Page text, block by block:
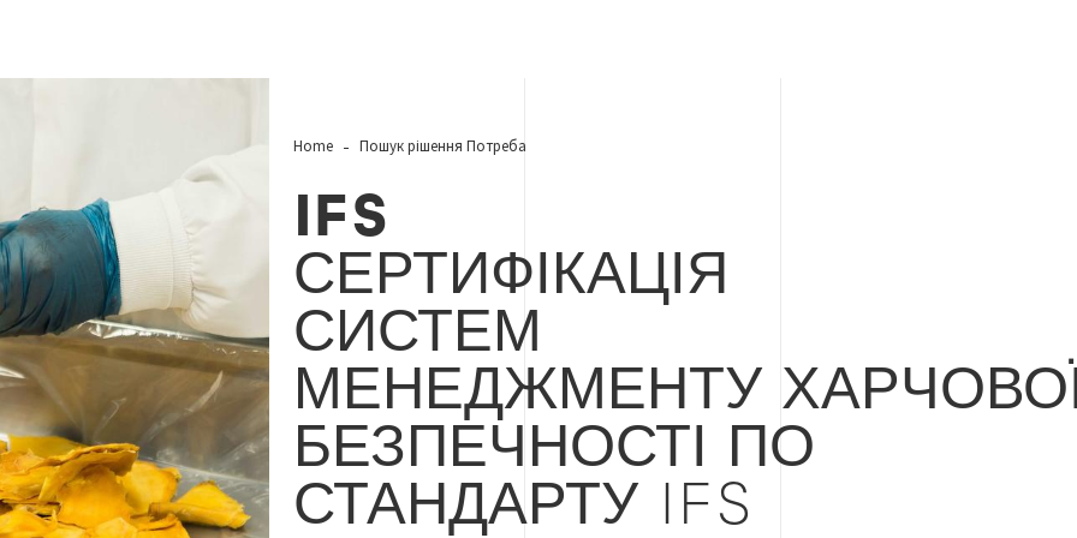
Home Пошук рішення Потреба
IFS
СЕРТИФІКАЦІЯ
СИСТЕМ
МЕНЕДЖМЕНТУ
БЕЗПЕЧНОСТІ ПО
СТАНДАРТУ IFS